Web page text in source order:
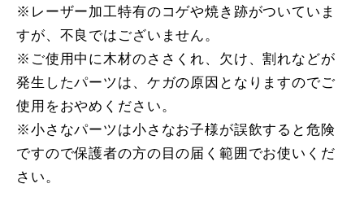
※レーザー加工特有のコゲや焼き跡がついていま
すが、不良ではございません。
※ご使用中に木材のささくれ、欠け、割れなどが
発生したパーツは、ケガの原因となりますのでご
使用をおやめください。
※小さなパーツは小さなお子様が誤飲すると危険
ですので保護者の方の目の届く範囲でお使いくだ
さい。